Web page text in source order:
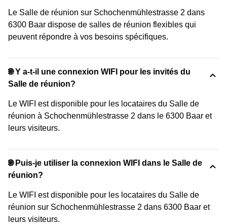
Le Salle de réunion sur Schochenmühlestrasse 2 dans
6300 Baar dispose de salles de réunion flexibles qui
peuvent répondre à vos besoins spécifiques.
🌐 Y a-t-il une connexion WIFI pour les invités du
Salle de réunion?
Le WIFI est disponible pour les locataires du Salle de
réunion à Schochenmühlestrasse 2 dans le 6300 Baar et
leurs visiteurs.
🌐 Puis-je utiliser la connexion WIFI dans le Salle de
réunion?
Le WIFI est disponible pour les locataires du Salle de
réunion sur Schochenmühlestrasse 2 dans 6300 Baar et
leurs visiteurs.